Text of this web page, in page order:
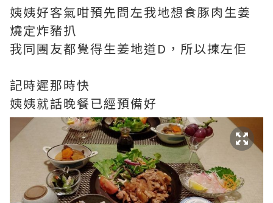
姨姨好客氣咁預先問左我地想食豚肉生姜
燒定炸豬扒
我同團友都覺得生姜地道D，所以揀左佢
記時遲那時快
姨姨就話晚餐已經預備好